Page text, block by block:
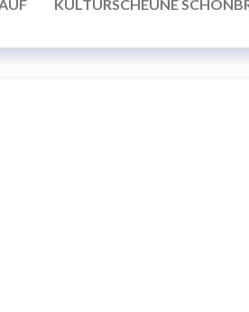
KULTURSCHEUNE